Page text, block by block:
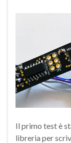
Il primo test è
libreria per